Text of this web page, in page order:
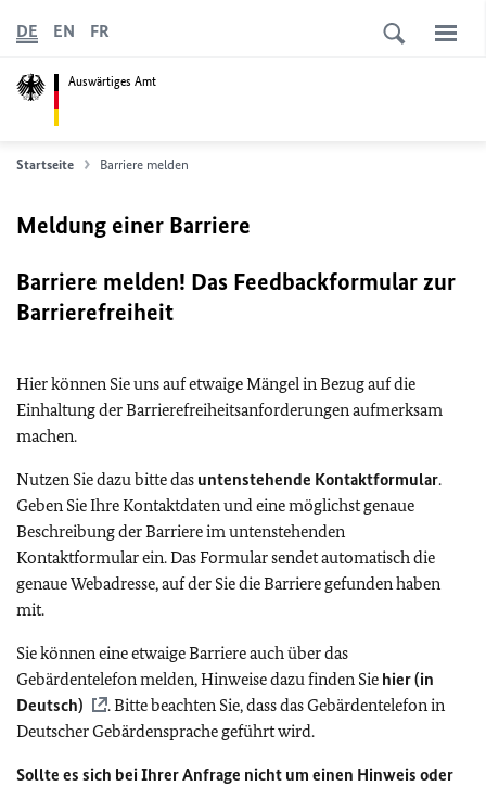
Auswärtiges Amt
DE EN FR
Startseite Barriere melden
Meldung einer Barriere
Barriere melden! Das Feedbackformular zur
Barrierefreiheit
Hier können Sie uns auf etwaige Mängel in Bezug auf die
Einhaltung der Barrierefreiheitsanforderungen aufmerksam
machen.
Nutzen Sie dazu bitte das untenstehende Kontaktformular.
Geben Sie Ihre Kontaktdaten und eine möglichst genaue
Beschreibung der Barriere im untenstehenden
Kontaktformular ein. Das Formular sendet automatisch die
genaue Webadresse, auf der Sie die Barriere gefunden haben
mit.
Sie können eine etwaige Barriere auch über das
Gebärdentelefon melden, Hinweise dazu finden Sie hier (in
Deutsch)
. Bitte beachten Sie, dass das Gebärdentelefon in
Deutscher Gebärdensprache geführt wird.
Sollte es sich bei Ihrer Anfrage nicht um einen Hinweis oder